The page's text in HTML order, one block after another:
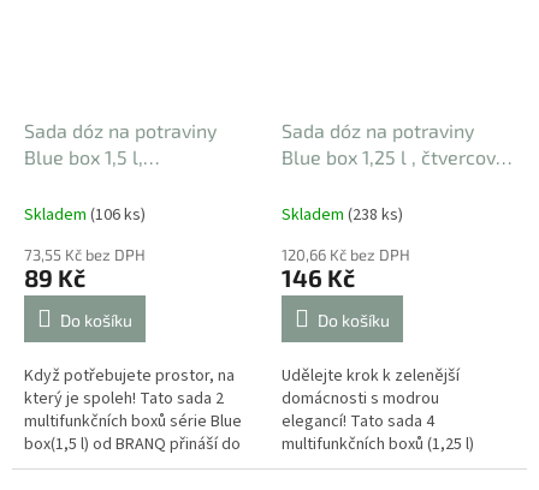
Sada dóz na potraviny
Blue box 1,5 l,
Skladem (106 ks)
73,55 Kč bez DPH
89 Kč
Do košíku
Když potřebujete prostor, na
který je spoleh! Tato sada 2
multifunkčních boxů série Blue
box(1,5 l) od BRANQ přináší do
vašeho světa řád, ať už
Sada dóz na potraviny
Blue box 1,25 l , čtvercová,
Skladem (238 ks)
120,66 Kč bez DPH
146 Kč
Do košíku
Udělejte krok k zelenější
domácnosti s modrou
elegancí! Tato sada 4
multifunkčních boxů (1,25 l)
od BRANQ je váš nový parťák